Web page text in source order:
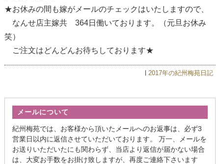
★お休みの間も嫁がメールのチェックはいたしますので、
なんせ店主嫁共 364日働いております。（元旦お休み
笑）
ご注文はどんどんお待ちしております★
2017年の紀州梅苑日記
メールについて
紀州梅苑では、お客様から頂いたメールへのお返事は、必ず3
営業日以内に返信させていただいております。 万一、メールを
お送りいただいたにも関わらず、当店より返信が届かない場合
は、大変お手数をお掛け致しますが、再度ご連絡下さいます